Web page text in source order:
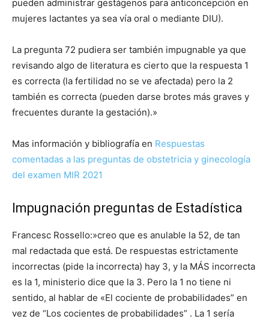
pueden administrar gestágenos para anticoncepción en
mujeres lactantes ya sea vía oral o mediante DIU).
La pregunta 72 pudiera ser también impugnable ya que
revisando algo de literatura es cierto que la respuesta 1
es correcta (la fertilidad no se ve afectada) pero la 2
también es correcta (pueden darse brotes más graves y
frecuentes durante la gestación).»
Mas información y bibliografía en Respuestas
comentadas a las preguntas de obstetricia y ginecología
del examen MIR 2021
Impugnación preguntas de Estadística
Francesc Rossello:»creo que es anulable la 52, de tan
mal redactada que está. De respuestas estrictamente
incorrectas (pide la incorrecta) hay 3, y la MÁS incorrecta
es la 1, ministerio dice que la 3. Pero la 1 no tiene ni
sentido, al hablar de «El cociente de probabilidades” en
vez de “Los cocientes de probabilidades” . La 1 sería